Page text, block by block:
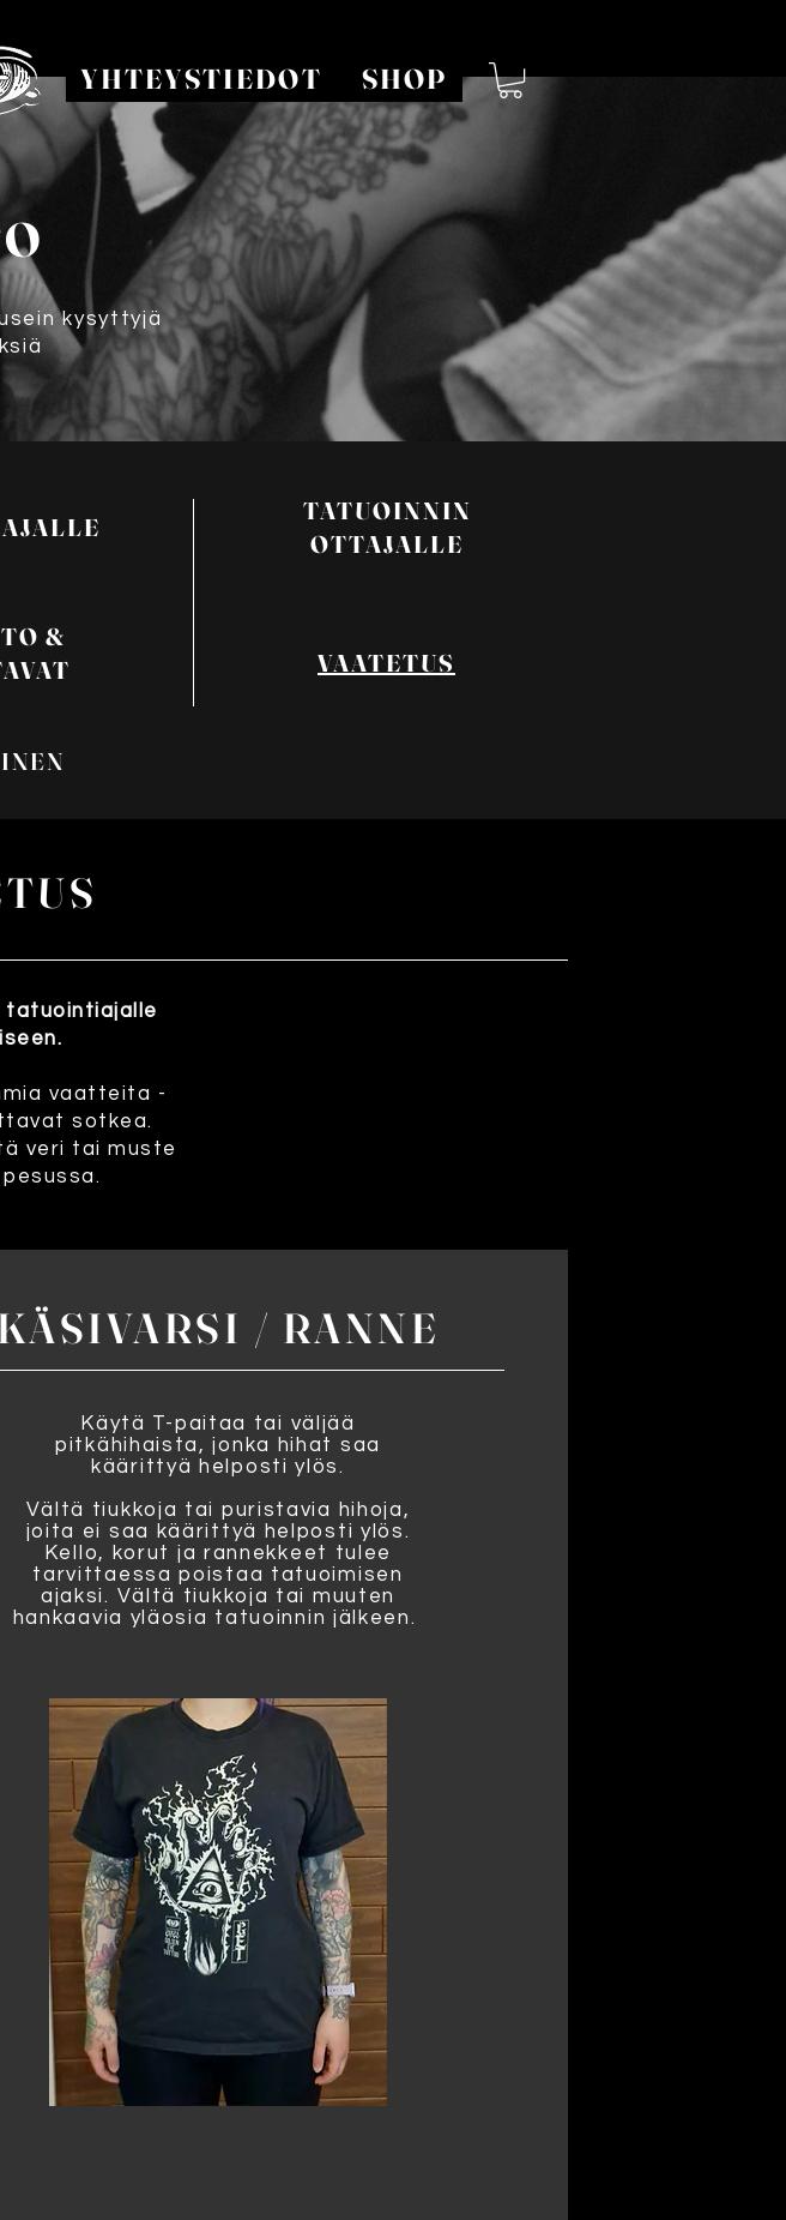
YHTEYSTIEDOT SHOP
kysyttyjä
TATUOINNIN
OTTAJALLE
&
VAATETUS
tatuointiajalle
vaatteita -
sotkea.
veri tai muste
/ RANNE
Käytä T-paitaa tai väljää
pitkähihaista, jonka hihat saa
käärittyä helposti ylös.
Vältä tiukkoja tai puristavia hihoja,
joita ei saa käärittyä helposti ylös.
Kello, korut ja rannekkeet tulee
tarvittaessa poistaa tatuoimisen
ajaksi. Vältä tiukkoja tai muuten
hankaavia yläosia tatuoinnin jälkeen.